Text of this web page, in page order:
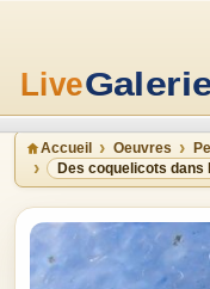
Accueil Oeuvres
Des coquelicots dans